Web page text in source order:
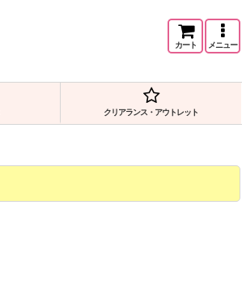
カート メニュー
クリアランス・アウトレット